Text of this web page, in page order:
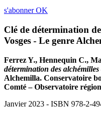
s'abonner OK
Clé de détermination
Vosges - Le genre
Ferrez Y., Hennequin C.,
détermination des
Alchemilla. Conservatoire
Comté – Observatoire
Janvier 2023 - ISBN 978-2-